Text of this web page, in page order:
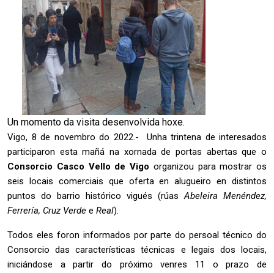
Un momento da visita desenvolvida hoxe.
Vigo, 8 de novembro do 2022.- Unha trintena de interesados
participaron esta mañá na xornada de portas abertas que o
Consorcio Casco Vello de Vigo organizou para mostrar os
seis locais comerciais que oferta en alugueiro en distintos
puntos do barrio histórico vigués (rúasAbeleira Menéndez,
Ferrería, Cruz Verde e Real).
Todos eles foron informados por parte do persoal técnico do
Consorcio das características técnicas e legais dos locais,
iniciándose a partir do próximo venres 11 o prazo de